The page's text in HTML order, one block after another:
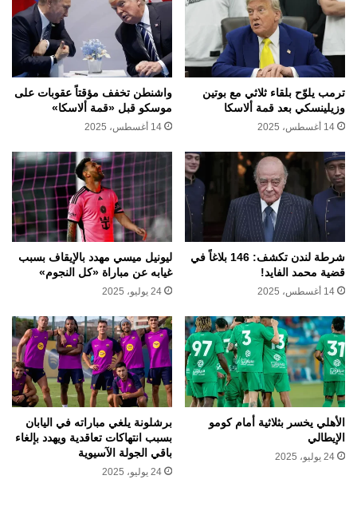
ترمب يلوّح بلقاء ثلاثي مع بوتين
وزيلينسكي بعد قمة ألاسكا
14 أغسطس، 2025
واشنطن تخفف مؤقتاً عقوبات على
موسكو قبل «قمة ألاسكا»
14 أغسطس، 2025
شرطة لندن تكشف: 146 بلاغاً في
قضية محمد الفايد!
14 أغسطس، 2025
ليونيل ميسي مهدد بالإيقاف بسبب
غيابه عن مباراة «كل النجوم»
24 يوليو، 2025
الأهلي يخسر بثلاثية أمام كومو
الإيطالي
24 يوليو، 2025
برشلونة يلغي مباراته في اليابان
بسبب انتهاكات تعاقدية ويهدد بإلغاء
باقي الجولة الآسيوية
24 يوليو، 2025